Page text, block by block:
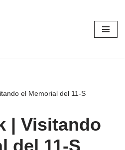
el Memorial del 11-S
| Visitando
del 11-S